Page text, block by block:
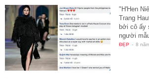
"H'Hen
Trang
bởi cô ấy
người
ĐẸP - 8